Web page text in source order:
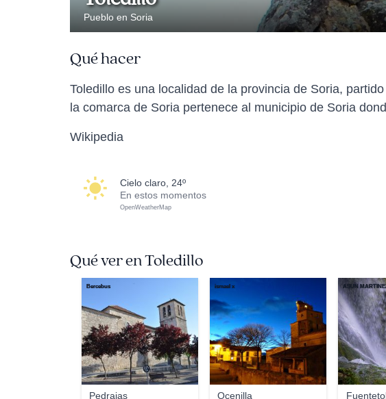
Pueblo en Soria
Qué hacer
Toledillo es una localidad de la provincia de Soria,
la comarca de Soria pertenece al municipio de Soria
Wikipedia
cielo claro, 24º
En estos momentos
OpenWeatherMap
Qué ver en Toledillo
Pedrajas
Bercebus
Ocenilla
ismael x ASUN